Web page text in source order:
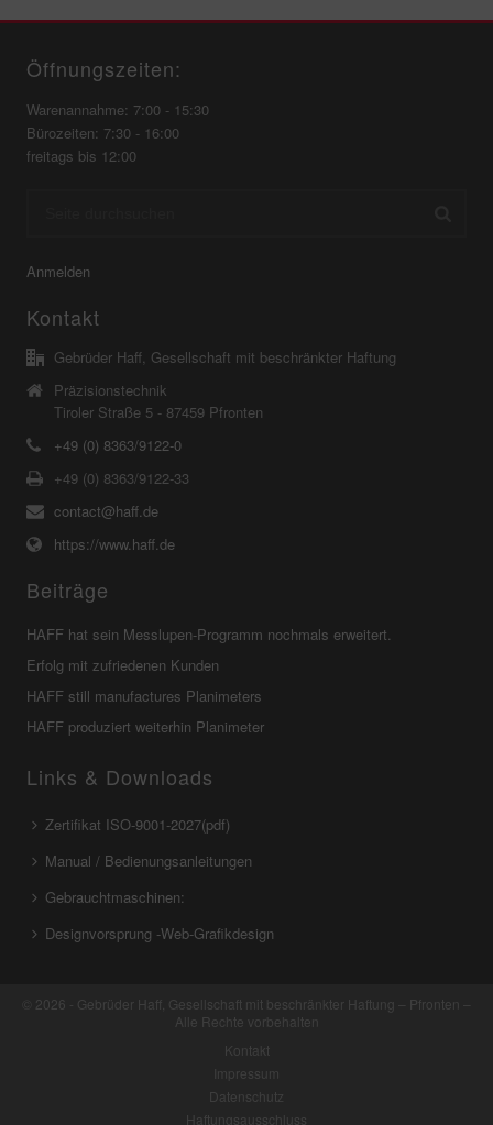
Öffnungszeiten:
Warenannahme: 7:00 - 15:30
Bürozeiten: 7:30 - 16:00
freitags bis 12:00
Anmelden
Kontakt
Gebrüder Haff, Gesellschaft mit beschränkter Haftung
Präzisionstechnik
Tiroler Straße 5 - 87459 Pfronten
+49 (0) 8363/9122-0
+49 (0) 8363/9122-33
contact@haff.de
https://www.haff.de
Beiträge
HAFF hat sein Messlupen-Programm nochmals erweitert.
Erfolg mit zufriedenen Kunden
HAFF still manufactures Planimeters
HAFF produziert weiterhin Planimeter
Links & Downloads
Zertifikat ISO-9001-2027(pdf)
Manual / Bedienungsanleitungen
Gebrauchtmaschinen:
Designvorsprung -Web-Grafikdesign
© 2026 - Gebrüder Haff, Gesellschaft mit beschränkter Haftung – Pfronten –
Alle Rechte vorbehalten
Kontakt
Impressum
Datenschutz
Haftungsausschluss